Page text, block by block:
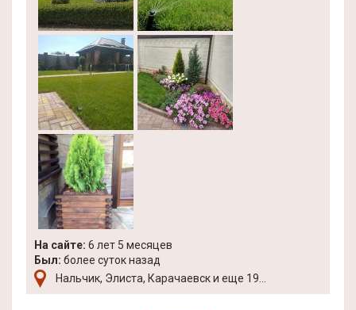
На сайте: 6 лет 5 месяцев
Был: более суток назад
Нальчик, Элиста, Карачаевск и еще 19...